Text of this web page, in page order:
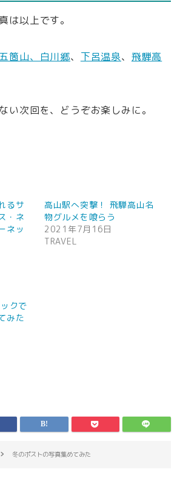
は以上です。
五箇山、白川郷、 下呂温泉、 飛騨高
い次回を、どうぞお楽しみに。
るサ
・ネ
ネッ
高山駅へ突撃！ 飛騨高山名
物グルメを喰らう
2021年7月16日
TRAVEL
クで
みた
冬のポストの写真集めてみた